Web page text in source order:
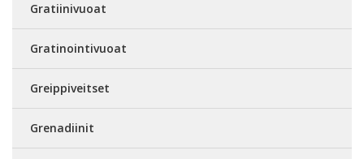
Gratiinivuoat
Gratinointivuoat
Greippiveitset
Grenadiinit